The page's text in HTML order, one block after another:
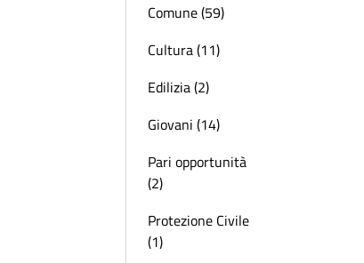
Comune (59)
Cultura (11)
Edilizia (2)
Giovani (14)
Pari opportunità
(2)
Protezione Civile
(1)